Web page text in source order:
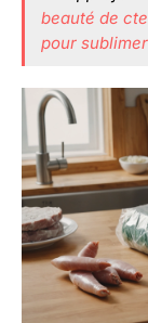
beauté de
pour